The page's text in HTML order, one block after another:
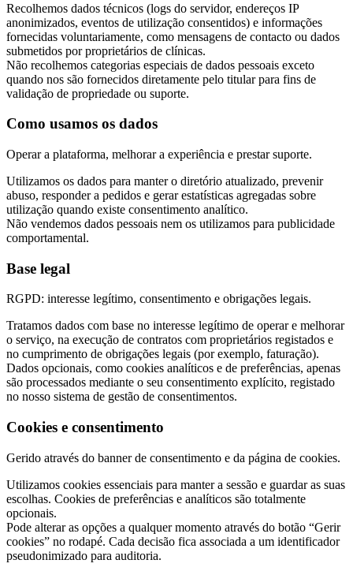
Recolhemos dados técnicos (logs do servidor, endereços IP
anonimizados, eventos de utilização consentidos) e informações
fornecidas voluntariamente, como mensagens de contacto ou dados
submetidos por proprietários de clínicas.
Não recolhemos categorias especiais de dados pessoais exceto
quando nos são fornecidos diretamente pelo titular para fins de
validação de propriedade ou suporte.
Como usamos os dados
Operar a plataforma, melhorar a experiência e prestar suporte.
Utilizamos os dados para manter o diretório atualizado, prevenir
abuso, responder a pedidos e gerar estatísticas agregadas sobre
utilização quando existe consentimento analítico.
Não vendemos dados pessoais nem os utilizamos para publicidade
comportamental.
Base legal
RGPD: interesse legítimo, consentimento e obrigações legais.
Tratamos dados com base no interesse legítimo de operar e melhorar
o serviço, na execução de contratos com proprietários registados e
no cumprimento de obrigações legais (por exemplo, faturação).
Dados opcionais, como cookies analíticos e de preferências, apenas
são processados mediante o seu consentimento explícito, registado
no nosso sistema de gestão de consentimentos.
Cookies e consentimento
Gerido através do banner de consentimento e da página de cookies.
Utilizamos cookies essenciais para manter a sessão e guardar as suas
escolhas. Cookies de preferências e analíticos são totalmente
opcionais.
Pode alterar as opções a qualquer momento através do botão “Gerir
cookies” no rodapé. Cada decisão fica associada a um identificador
pseudonimizado para auditoria.